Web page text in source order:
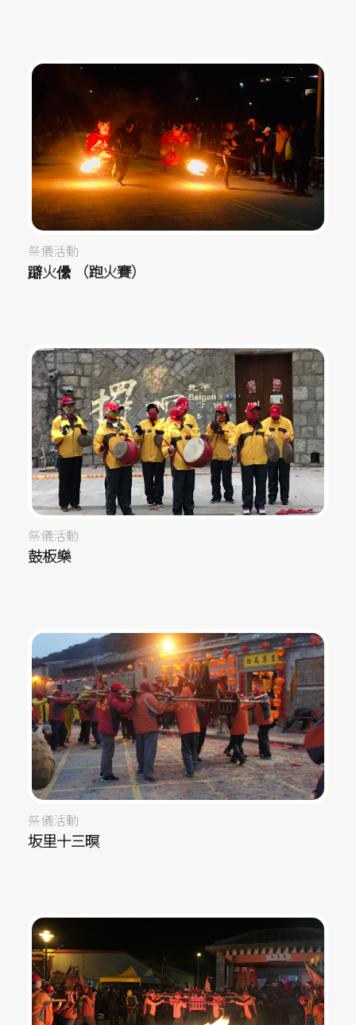
祭儀活動
躃火儽 （跑火賽）
祭儀活動
鼓板樂
祭儀活動
坂里十三暝